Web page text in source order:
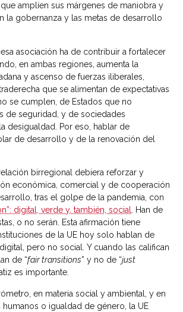
amplíen sus márgenes de maniobra y
la gobernanza y las metas de desarrollo
asociación ha de contribuir a fortalecer
en ambas regiones, aumenta la
y ascenso de fuerzas iliberales,
que se alimentan de expectativas
se cumplen, de Estados que no
de seguridad, y de sociedades
desigualdad. Por eso, hablar de
de desarrollo y de la renovación del
birregional debiera reforzar y
económica, comercial y de cooperación
tras el golpe de la pandemia, con
digital, verde y, también, social
. Han de
o no serán. Esta afirmación tiene
de la UE hoy solo hablan de
pero no social. Y cuando las califican
de “fair transitions” y no de “just
es importante.
en materia social y ambiental, y en
o igualdad de género, la UE